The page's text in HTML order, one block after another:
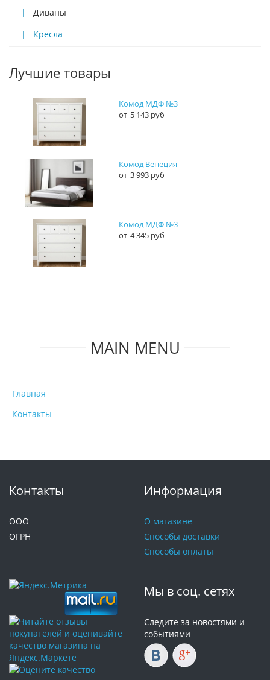
Диваны
Кресла
Лучшие товары
Комод МДФ №3
5 143 руб
Комод Венеция
3 993 руб
Комод МДФ №3
4 345 руб
MAIN MENU
Главная
Контакты
Контакты
ООО
ОГРН
Информация
О магазине
Способы доставки
Способы оплаты
Мы в соц. сетях
Следите за новостями и
событиями